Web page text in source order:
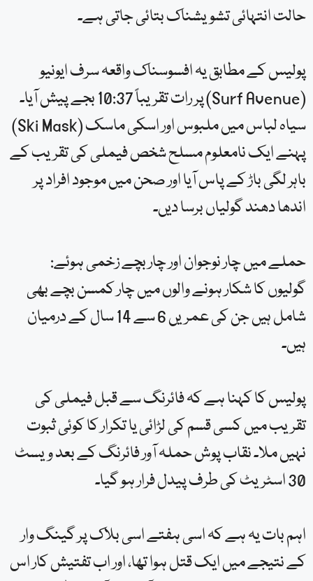
حالت انتہائی تشویشناک بتائی جاتی ہے۔
پولیس کے مطابق یہ افسوسناک واقعہ سرف ایونیو
(Surf Avenue) پر رات تقریباً 10:37 بجے پیش آیا۔
سیاہ لباس میں ملبوس اور اسکی ماسک (Ski Mask)
پہنے ایک نامعلوم مسلح شخص فیملی کی تقریب کے
باہر لگی باڑ کے پاس آیا اور صحن میں موجود افراد پر
اندھا دھند گولیاں برسا دیں۔
حملے میں چار نوجوان اور چار بچے زخمی ہوئے:
گولیوں کا شکار ہونے والوں میں چار کمسن بچے بھی
شامل ہیں جن کی عمریں 6 سے 14 سال کے درمیان
ہیں۔
پولیس کا کہنا ہے کہ فائرنگ سے قبل فیملی کی
تقریب میں کسی قسم کی لڑائی یا تکرار کا کوئی ثبوت
نہیں ملا۔ نقاب پوش حملہ آور فائرنگ کے بعد ویسٹ
اہم بات یہ ہے کہ اسی ہفتے اسی بلاک پر گینگ وار